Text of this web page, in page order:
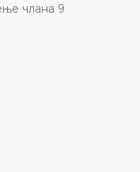
члана 9